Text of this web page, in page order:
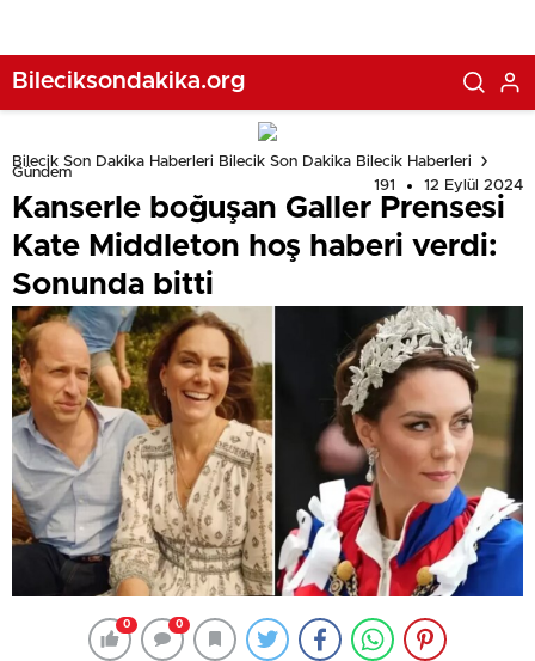
Bileciksondakika.org
Bilecik Son Dakika Haberleri Bilecik Son Dakika Bilecik Haberleri
Gündem
191
12 Eylül 2024
Kanserle boğuşan Galler Prensesi
Kate Middleton hoş haberi verdi:
Sonunda bitti
0 0